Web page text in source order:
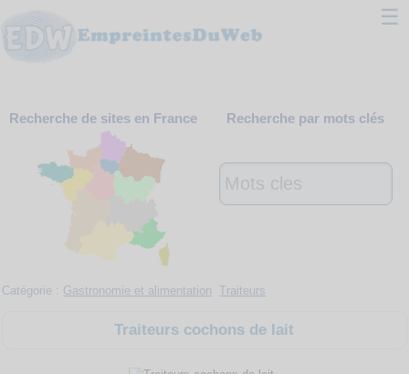
☰
Webmaster
Contact
Support
Recherche de sites en France Recherche par mots clés
Catégorie : Gastronomie et alimentation Traiteurs
Traiteurs cochons de lait